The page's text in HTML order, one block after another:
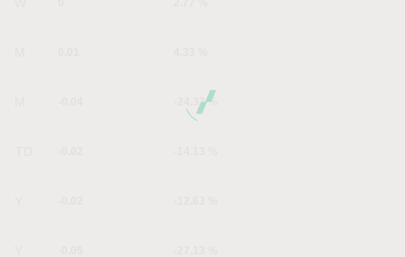
-24.33 %